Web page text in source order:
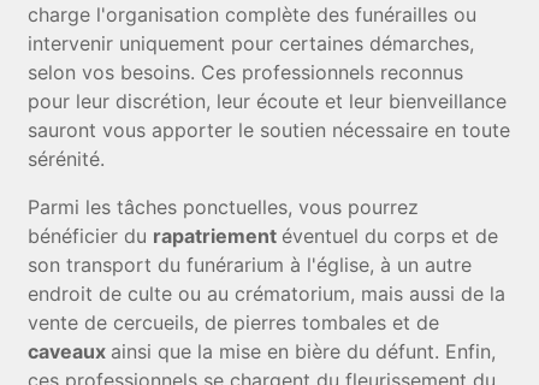
charge l'organisation complète des funérailles ou
intervenir uniquement pour certaines démarches,
selon vos besoins. Ces professionnels reconnus
pour leur discrétion, leur écoute et leur bienveillance
sauront vous apporter le soutien nécessaire en toute
sérénité.
Parmi les tâches ponctuelles, vous pourrez
bénéficier du rapatriement éventuel du corps et de
son transport du funérarium à l'église, à un autre
endroit de culte ou au crématorium, mais aussi de la
vente de cercueils, de pierres tombales et de
caveaux ainsi que la mise en bière du défunt. Enfin,